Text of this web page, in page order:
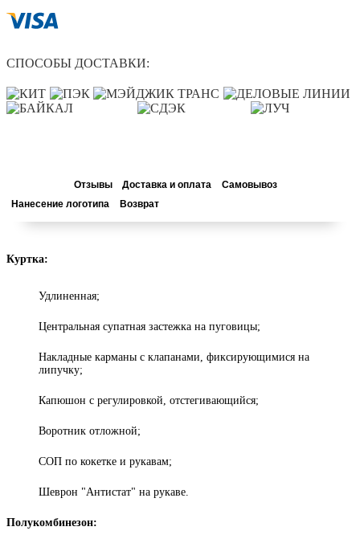
СПОСОБЫ ДОСТАВКИ:
Отзывы Доставка и оплата
Самовывоз
Нанесение логотипа
Возврат
Куртка:
Удлиненная;
Центральная супатная застежка на пуговицы;
Накладные карманы с клапанами, фиксирующимися на
липучку;
Капюшон с регулировкой, отстегивающийся;
Воротник отложной;
СОП по кокетке и рукавам;
Шеврон "Антистат" на рукаве.
Полукомбинезон: